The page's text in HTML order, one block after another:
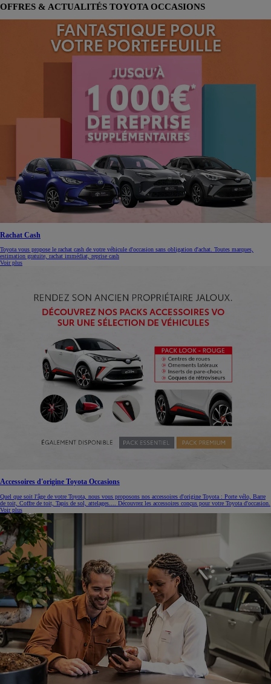
OFFRES & ACTUALITÉS TOYOTA OCCASIONS
Rachat Cash
Toyota vous propose le rachat cash de votre véhicule d'occasion sans obligation d'achat. Toutes marques,
estimation gratuite, rachat immédiat, reprise cash
Voir plus
Accessoires d'origine Toyota Occasions
Quel que soit l'âge de votre Toyota, nous vous proposons nos accessoires d'origine Toyota : Porte vélo, Barre
de toit, Coffre de toit, Tapis de sol, attelages.... Découvrez les accessoires conçus pour votre Toyota d'occasion.
Voir plus